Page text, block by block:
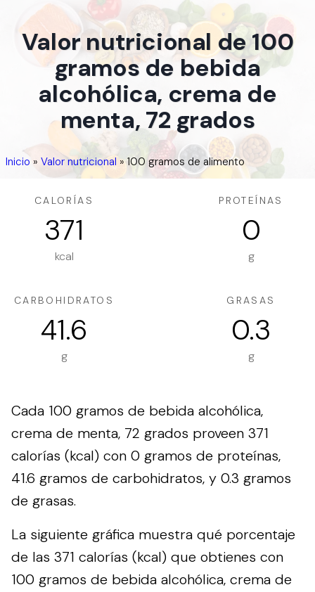
Valor nutricional de 100
gramos de bebida
alcohólica, crema de
menta, 72 grados
Inicio » Valor nutricional »100 gramos de alimento
CALORÍAS
371
kcal
PROTEÍNAS
0
g
CARBOHIDRATOS
41.6
g
GRASAS
0.3
g
Cada 100 gramos de bebida alcohólica,
crema de menta, 72 grados proveen 371
calorías (kcal) con 0 gramos de proteínas,
41.6 gramos de carbohidratos, y 0.3 gramos
de grasas.
La siguiente gráfica muestra qué porcentaje
de las 371 calorías (kcal) que obtienes con
100 gramos de bebida alcohólica, crema de